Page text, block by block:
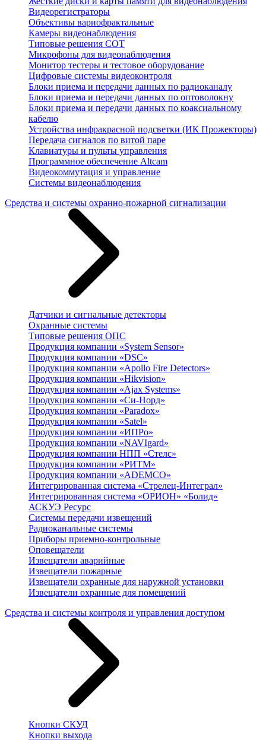
Видеорегистраторы
Объективы вариофрактальные
Камеры видеонаблюдения
Типовые решения СОТ
Микрофоны для видеонаблюдения
Монитор тестеры и тестовое оборудование
Цифровые системы видеоконтроля
Блоки приема и передачи данных по радиоканалу
Блоки приема и передачи данных по оптоволокну
Блоки приема и передачи данных по коаксиальному
кабелю
Устройства инфракрасной подсветки (ИК Прожекторы)
Передача сигналов по витой паре
Клавиатуры и пульты управления
Программное обеспечение Altcam
Видеокоммутация и управление
Системы видеонаблюдения
Средства и системы охранно-пожарной сигнализации
Датчики и сигнальные детекторы
Охранные системы
Типовые решения ОПС
Продукция компании «System Sensor»
Продукция компании «DSC»
Продукция компании «Apollo Fire Detectors»
Продукция компании «Hikvision»
Продукция компании «Ajax Systems»
Продукция компании «Си-Норд»
Продукция компании «Paradox»
Продукция компании «Satel»
Продукция компании «ИПРо»
Продукция компании «NAVIgard»
Продукция компании НПП «Стелс»
Продукция компании «РИТМ»
Продукция компании «ADEMCO»
Интегрированная система «Стрелец-Интеграл»
Интегрированная система «ОРИОН» «Болид»
АСКУЭ Ресурс
Системы передачи извещений
Радиоканальные системы
Приборы приемно-контрольные
Оповещатели
Извещатели аварийные
Извещатели пожарные
Извещатели охранные для наружной установки
Извещатели охранные для помещений
Средства и системы контроля и управления доступом
Кнопки СКУД
Кнопки выхода